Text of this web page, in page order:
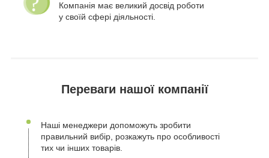
Компанія має великий досвід роботи
у своїй сфері діяльності.
Переваги нашої компанії
Наші менеджери допоможуть зробити
правильний вибір, розкажуть про особливості
тих чи інших товарів.